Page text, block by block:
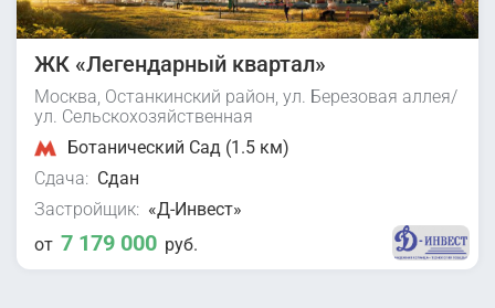
ЖК «Легендарный квартал»
Москва, Останкинский район, ул. Березовая аллея/
ул. Сельскохозяйственная
Ботанический Сад (1.5 км)
Сдача: Сдан
Застройщик: «Д-Инвест»
от 7 179 000 руб.